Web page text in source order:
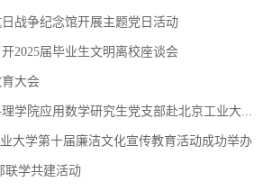
战争纪念馆开展主题党日活动
2025届毕业生文明离校座谈会
大会
学院应用数学研究生党支部赴北京工业大...
大学第十届廉洁文化宣传教育活动成功举办
学共建活动